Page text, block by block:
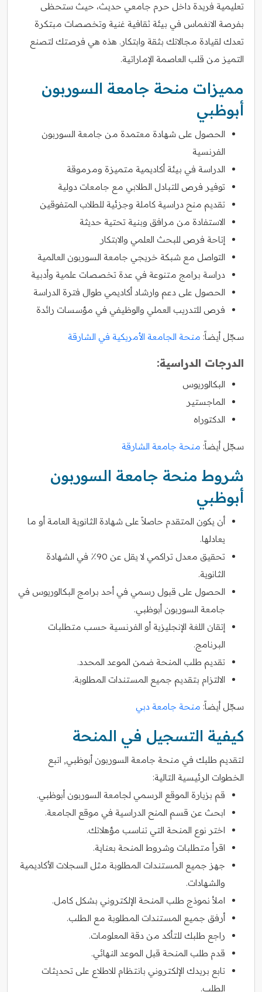
تعليمية فريدة داخل حرم جامعي حديث، حيث ستحظى
بفرصة الانغماس في بيئة ثقافية غنية وتخصصات مبتكرة
تعدك لقيادة مجالاتك بثقة وابتكار. هذه هي فرصتك لتصنع
التميز من قلب العاصمة الإماراتية.
مميزات منحة جامعة السوربون
أبوظبي
الحصول على شهادة معتمدة من جامعة السوربون
الفرنسية
الدراسة في بيئة أكاديمية متميزة ومرموقة
توفير فرص للتبادل الطلابي مع جامعات دولية
تقديم منح دراسية كاملة وجزئية للطلاب المتفوقين
الاستفادة من مرافق وبنية تحتية حديثة
إتاحة فرص للبحث العلمي والابتكار
التواصل مع شبكة خريجي جامعة السوربون العالمية
دراسة برامج متنوعة في عدة تخصصات علمية وأدبية
الحصول على دعم وارشاد أكاديمي طوال فترة الدراسة
فرص للتدريب العملي والوظيفي في مؤسسات رائدة
سجّل أيضاً: منحة الجامعة الأمريكية في الشارقة
الدرجات الدراسية:
البكالوريوس
الماجستير
الدكتوراه
سجّل أيضاً: منحة جامعة الشارقة
شروط منحة جامعة السوربون
أبوظبي
أن يكون المتقدم حاصلاً على شهادة الثانوية العامة أو ما
يعادلها.
تحقيق معدل تراكمي لا يقل عن 90٪ في الشهادة
الثانوية.
الحصول على قبول رسمي في أحد برامج البكالوريوس في
جامعة السوربون أبوظبي.
إتقان اللغة الإنجليزية أو الفرنسية حسب متطلبات
البرنامج.
تقديم طلب المنحة ضمن الموعد المحدد.
الالتزام بتقديم جميع المستندات المطلوبة.
سجّل أيضاً: منحة جامعة دبي
كيفية التسجيل في المنحة
لتقديم طلبك في منحة جامعة السوربون أبوظبي, اتبع
الخطوات الرئيسية التالية:
قم بزيارة الموقع الرسمي لجامعة السوربون أبوظبي.
ابحث عن قسم المنح الدراسية في موقع الجامعة.
اختر نوع المنحة التي تناسب مؤهلاتك.
اقرأ متطلبات وشروط المنحة بعناية.
جهز جميع المستندات المطلوبة مثل السجلات الأكاديمية
والشهادات.
املأ نموذج طلب المنحة الإلكتروني بشكل كامل.
أرفق جميع المستندات المطلوبة مع الطلب.
راجع طلبك للتأكد من دقة المعلومات.
قدم طلب المنحة قبل الموعد النهائي.
تابع بريدك الإلكتروني بانتظام للاطلاع على تحديثات
الطلب.